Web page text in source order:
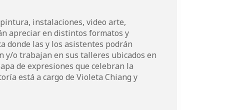
instalaciones, video arte,
apreciar en distintos formatos y
donde las y los asistentes podrán
y/o trabajan en sus talleres ubicados en
de expresiones que celebran la
está a cargo de Violeta Chiang y